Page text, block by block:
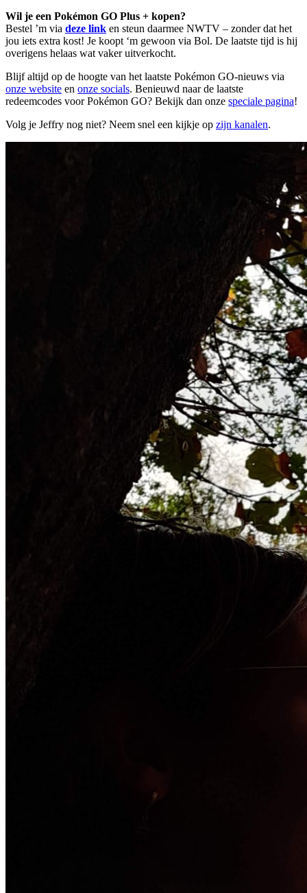
Wil je een Pokémon GO Plus + kopen?
Bestel ’m via deze link en steun daarmee NWTV – zonder dat het
jou iets extra kost! Je koopt ‘m gewoon via Bol. De laatste tijd is hij
overigens helaas wat vaker uitverkocht.
Blijf altijd op de hoogte van het laatste Pokémon GO-nieuws via
onze website en onze socials. Benieuwd naar de laatste
redeemcodes voor Pokémon GO? Bekijk dan onze speciale pagina!
Volg je Jeffry nog niet? Neem snel een kijkje op zijn kanalen.